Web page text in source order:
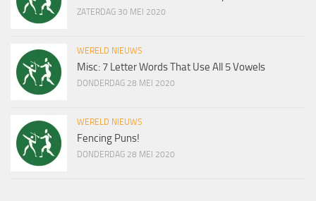
ZATERDAG 30 MEI 2020
WERELD NIEUWS
Misc: 7 Letter Words That Use All 5 Vowels
DONDERDAG 28 MEI 2020
WERELD NIEUWS
Fencing Puns!
DONDERDAG 28 MEI 2020